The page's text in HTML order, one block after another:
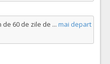
de 60 de zile de ... mai depart